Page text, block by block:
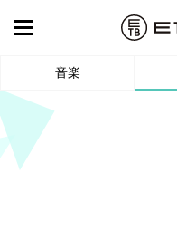
音楽